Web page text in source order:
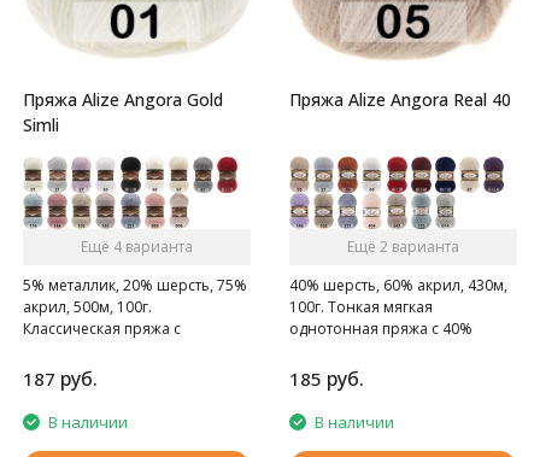
Пряжа Alize Angora Gold
Simli
Ещё 4 варианта
5% металлик, 20% шерсть, 75%
акрил, 500м, 100г.
Классическая пряжа с
187 руб.
В наличии
Пряжа Alize Angora Real 40
Ещё 2 варианта
40% шерсть, 60% акрил, 430м,
100г. Тонкая мягкая
однотонная пряжа с 40%
185 руб.
В наличии